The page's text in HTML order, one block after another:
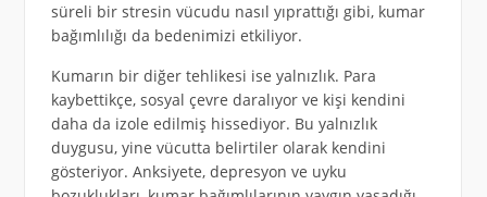
süreli bir stresin vücudu nasıl yıprattığı gibi, kumar
bağımlılığı da bedenimizi etkiliyor.
Kumarın bir diğer tehlikesi ise yalnızlık. Para
kaybettikçe, sosyal çevre daralıyor ve kişi kendini
daha da izole edilmiş hissediyor. Bu yalnızlık
duygusu, yine vücutta belirtiler olarak kendini
gösteriyor. Anksiyete, depresyon ve uyku